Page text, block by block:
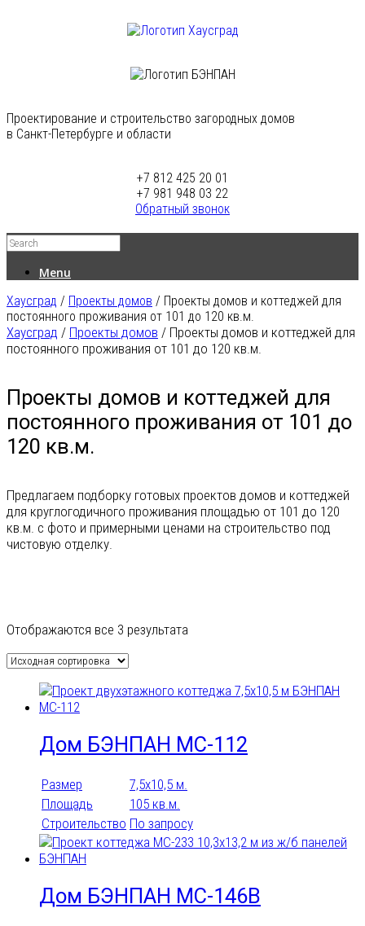
Проектирование и строительство загородных домов
в Санкт-Петербурге и области
+7 812 425 20 01
+7 981 948 03 22
Обратный звонок
Menu
Хаусград / Проекты домов / Проекты домов и коттеджей для
постоянного проживания от 101 до 120 кв.м.
Хаусград / Проекты домов / Проекты домов и коттеджей для
постоянного проживания от 101 до 120 кв.м.
Проекты домов и коттеджей для
постоянного проживания от 101 до
120 кв.м.
Предлагаем подборку готовых проектов домов и коттеджей
для круглогодичного проживания площадью от 101 до 120
кв.м. с фото и примерными ценами на строительство под
чистовую отделку.
Гараж
Навес для машин
Баня
Гараж
Гостевой
Дачный
Квадрохаус
Коттедж
Отображаются все 3 результата
Дом БЭНПАН МС-112
Размер
7,5х10,5 м.
Площадь
105 кв.м.
Строительство По запросу
Дом БЭНПАН МС-146B